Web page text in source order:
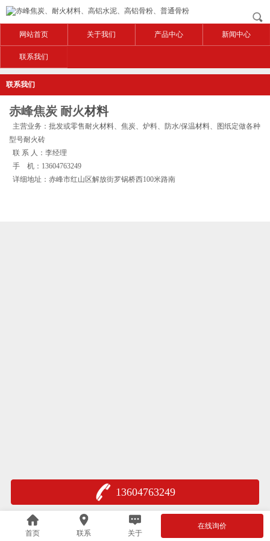
网站首页 关于我们 产品中心 新闻中心
联系我们
联系我们
赤峰焦炭 耐火材料
主营业务：批发或零售耐火材料、焦炭、炉料、防水/保温材料、图纸定做各种
型号耐火砖
联 系 人：李经理
手 机：13604763249
详细地址：赤峰市红山区解放街罗锅桥西100米路南
13604763249
首页 联系 关于
在线询价